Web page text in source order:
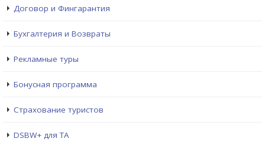
Договор и Фингарантия
Бухгалтерия и Возвраты
Рекламные туры
Бонусная программа
Страхование туристов
DSBW+ для ТА